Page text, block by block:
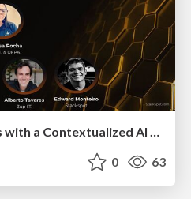
Developer Experiences with a Contextualized AI Coding Assistant: Usability Expectations, and Outcomes
0 63